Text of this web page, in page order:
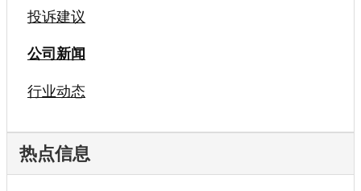
投诉建议
公司新闻
行业动态
热点信息